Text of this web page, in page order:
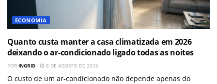
ECONOMIA
Quanto custa manter a casa climatizada em 2026
deixando o ar-condicionado ligado todas as noites
POR INGRID 8 DE AGOSTO DE 2026
O custo de um ar-condicionado não depende apenas do